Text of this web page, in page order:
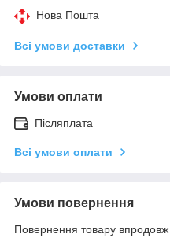
Нова Пошта
Всі умови доставки
Умови оплати
Післяплата
Всі умови оплати
Умови повернення
Повернення товару впродовж